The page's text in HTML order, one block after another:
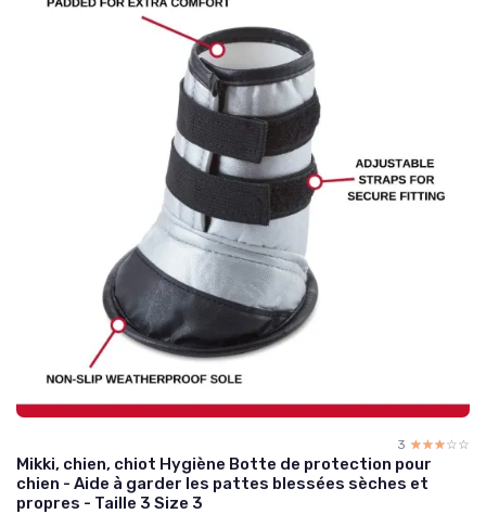
3 ☆☆☆☆☆
★★★★★
Mikki, chien, chiot Hygiène Botte de protection pour
chien - Aide à garder les pattes blessées sèches et
propres - Taille 3 Size 3